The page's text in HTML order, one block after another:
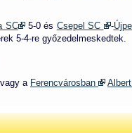
SC 5-0 és Csepel SC -
5-4-re győzedelmeskedtek.
, vagy a Ferencvárosban Albert